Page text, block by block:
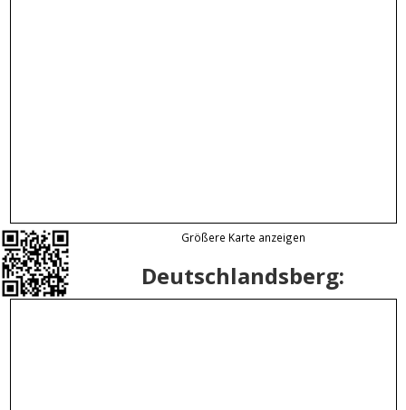
Größere Karte anzeigen
Deutschlandsberg: